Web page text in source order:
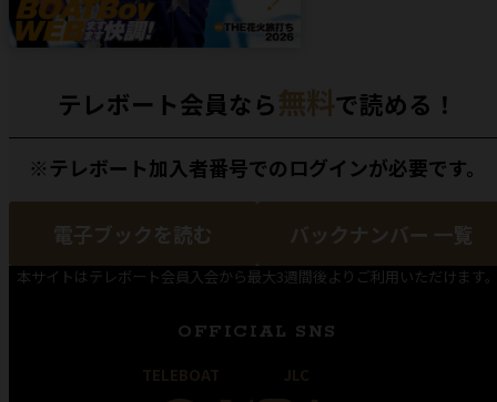
テレボート会員なら無料で読める！
※テレボート加入者番号でのログインが必要です。
電子ブックを読む バックナンバー 一覧
本サイトはテレボート会員入会から最大3週間後よりご利用いただけます
OFFICIAL SNS